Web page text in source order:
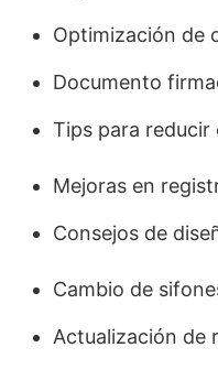
Optimización de
Documento
Tips para reducir
Mejoras en
Consejos de
Cambio de
Actualización de